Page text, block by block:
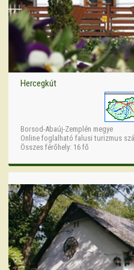
Hercegkút
Borsod-Abaúj-Zemplén megye
Online foglalható falusi turizmus
Összes férőhely: 16 fő